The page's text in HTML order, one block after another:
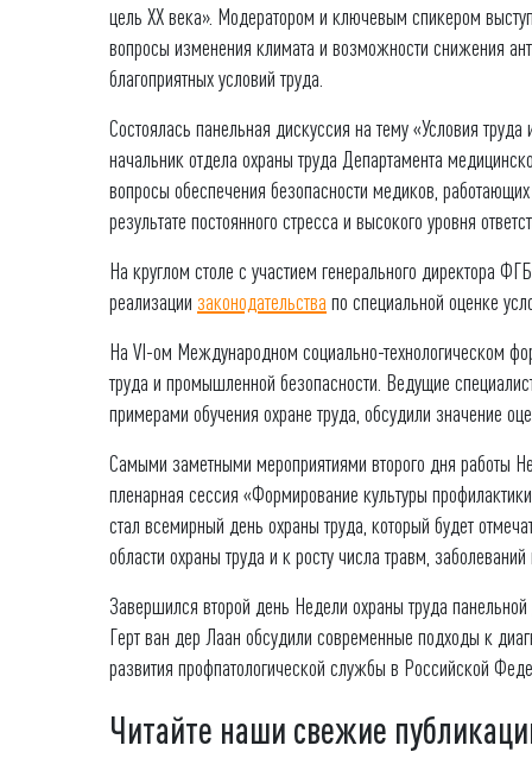
цель XX века». Модератором и ключевым спикером
вопросы изменения климата и возможности снижения
благоприятных условий труда.
Состоялась панельная дискуссия на тему «Условия
начальник отдела охраны труда Департамента
вопросы обеспечения безопасности медиков,
результате постоянного стресса и высокого уровня
На круглом столе с участием генерального директора
реализации законодательства по специальной оценке
На VI-ом Международном социально-технологическом
труда и промышленной безопасности. Ведущие
примерами обучения охране труда, обсудили значение
Самыми заметными мероприятиями второго дня работы
пленарная сессия «Формирование культуры
стал всемирный день охраны труда, который будет
области охраны труда и к росту числа травм,
Завершился второй день Недели охраны труда
Герт ван дер Лаан обсудили современные подходы к
развития профпатологической службы в Российской
Читайте наши свежие